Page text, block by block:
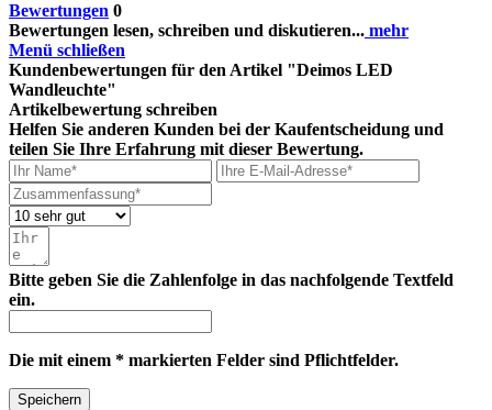
Bewertungen 0
Bewertungen lesen, schreiben und diskutieren... mehr
Menü schließen
Kundenbewertungen für den Artikel "Deimos LED
Wandleuchte"
Artikelbewertung schreiben
Helfen Sie anderen Kunden bei der Kaufentscheidung und
teilen Sie Ihre Erfahrung mit dieser Bewertung.
Bitte geben Sie die Zahlenfolge in das nachfolgende Textfeld
ein.
Die mit einem * markierten Felder sind Pflichtfelder.
Speichern